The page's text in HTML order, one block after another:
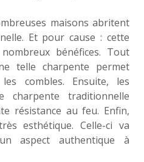
maisons abritent
Et pour cause : cette
bénéfices. Tout
telle charpente permet
les combles. Ensuite, les
charpente traditionnelle
résistance au feu. Enfin,
esthétique. Celle-ci va
aspect authentique à